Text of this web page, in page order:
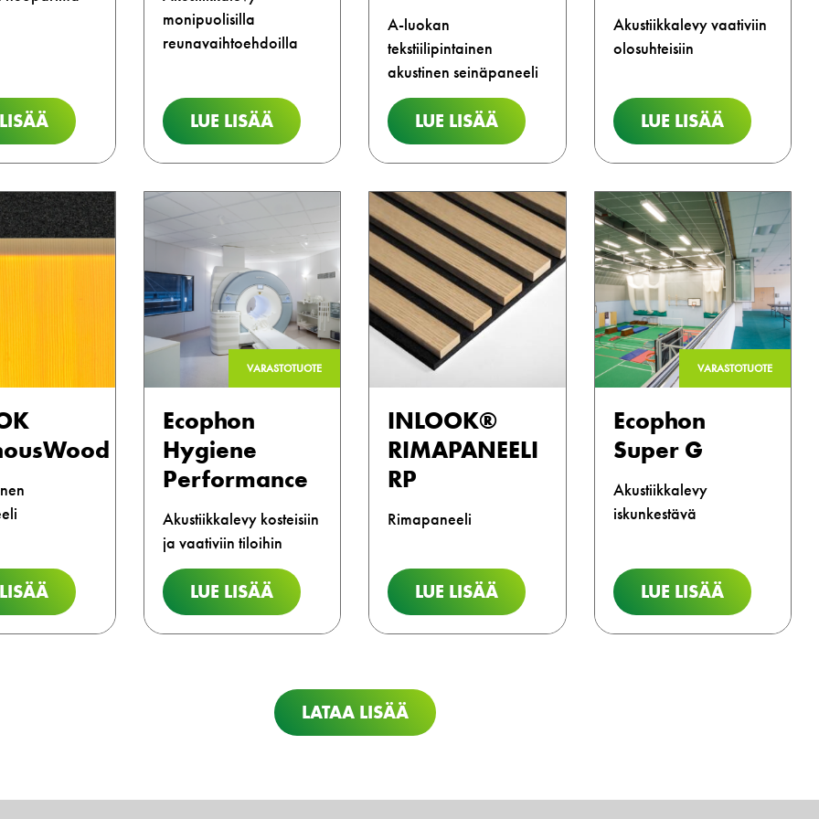
monipuolisilla
reunavaihtoehdoilla
LUE LISÄÄ
A-luokan
tekstiilipintainen
akustinen seinäpaneeli
LUE LISÄÄ
Akustiikkalevy vaativiin
olosuhteisiin
LUE LISÄÄ
VARASTOTUOTE
Ecophon
Hygiene
Performance
Akustiikkalevy kosteisiin
ja vaativiin tiloihin
LUE LISÄÄ
INLOOK®
RIMAPANEELI
RP
Rimapaneeli
LUE LISÄÄ
VARASTOTUOTE
Ecophon
Super G
Akustiikkalevy
iskunkestävä
LUE LISÄÄ
LATAA LISÄÄ